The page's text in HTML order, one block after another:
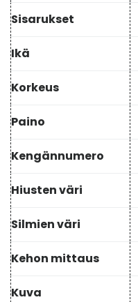
Sisarukset
Ikä
Korkeus
Paino
Kengännumero
Hiusten väri
Silmien väri
Kehon mittaus
Kuva